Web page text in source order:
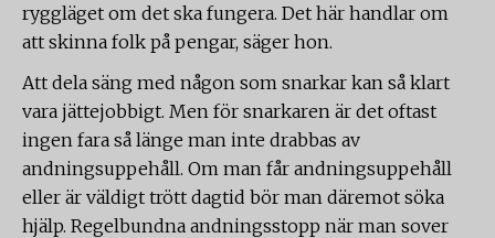
ryggläget om det ska fungera. Det här handlar om
att skinna folk på pengar, säger hon.
Att dela säng med någon som snarkar kan så klart
vara jättejobbigt. Men för snarkaren är det oftast
ingen fara så länge man inte drabbas av
andningsuppehåll. Om man får andningsuppehåll
eller är väldigt trött dagtid bör man däremot söka
hjälp. Regelbundna andningsstopp när man sover